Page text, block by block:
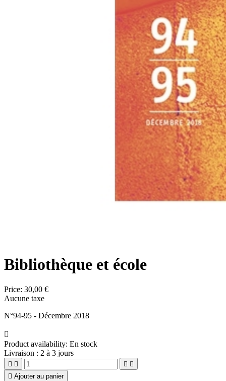
Bibliothèque et école
Price: 30,00 €
Aucune taxe
N°94-95 - Décembre 2018

Product availability: En stock
Livraison : 2 à 3 jours
   
 Ajouter au panier